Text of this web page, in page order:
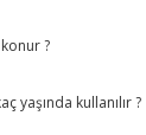
?
yaşında kullanılır ?